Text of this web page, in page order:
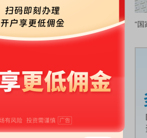
化，成为“跟着赛事去旅行”的典
育了新的经济增长点。
的文体旅融合模式，“湘超”“川
论是体育项目本身还是其他呈
生态和运营服务上，会更注重
运营水平。”张毅表示。
“国